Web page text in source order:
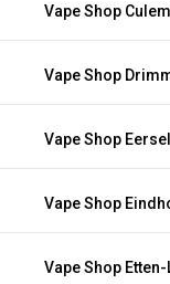
Vape Shop
Vape Shop
Vape Shop Eersel
Vape Shop
Vape Shop Etten-